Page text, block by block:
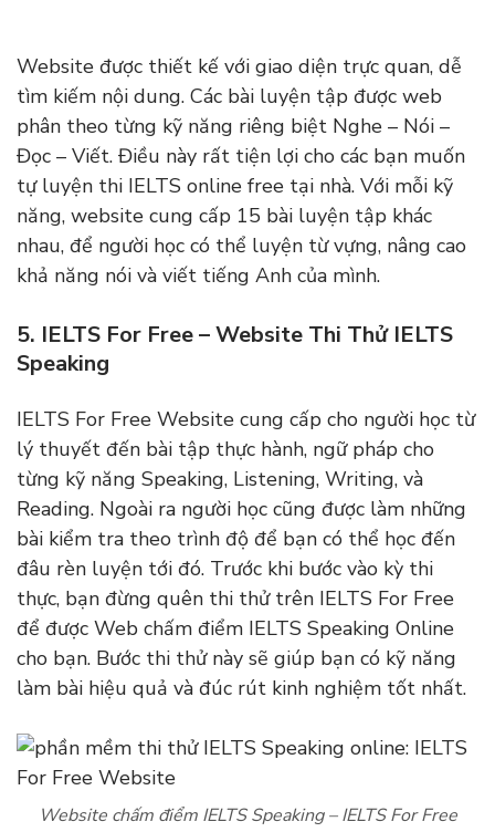
Website được thiết kế với giao diện trực quan, dễ
tìm kiếm nội dung. Các bài luyện tập được web
phân theo từng kỹ năng riêng biệt Nghe – Nói –
Đọc – Viết. Điều này rất tiện lợi cho các bạn muốn
tự luyện thi IELTS online free tại nhà. Với mỗi kỹ
năng, website cung cấp 15 bài luyện tập khác
nhau, để người học có thể luyện từ vựng, nâng cao
khả năng nói và viết tiếng Anh của mình.
5. IELTS For Free – Website Thi Thử IELTS
Speaking
IELTS For Free Website cung cấp cho người học từ
lý thuyết đến bài tập thực hành, ngữ pháp cho
từng kỹ năng Speaking, Listening, Writing, và
Reading. Ngoài ra người học cũng được làm những
bài kiểm tra theo trình độ để bạn có thể học đến
đâu rèn luyện tới đó. Trước khi bước vào kỳ thi
thực, bạn đừng quên thi thử trên IELTS For Free
để được Web chấm điểm IELTS Speaking Online
cho bạn. Bước thi thử này sẽ giúp bạn có kỹ năng
làm bài hiệu quả và đúc rút kinh nghiệm tốt nhất.
Website chấm điểm IELTS Speaking – IELTS For Free